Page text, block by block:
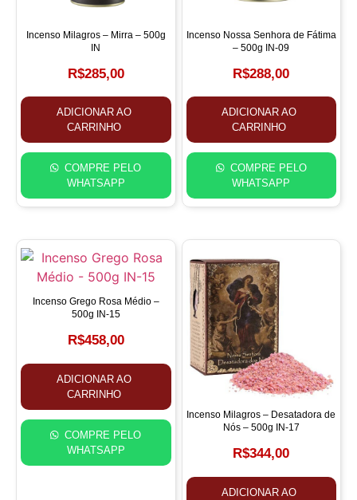
Incenso Milagros – Mirra – 500g
IN
R$285,00
ADICIONAR AO
CARRINHO
COMPRE PELO
WHATSAPP
Incenso Nossa Senhora de Fátima
– 500g IN-09
R$288,00
ADICIONAR AO
CARRINHO
COMPRE PELO
WHATSAPP
Incenso Grego Rosa Médio –
500g IN-15
R$458,00
ADICIONAR AO
CARRINHO
COMPRE PELO
WHATSAPP
Incenso Milagros – Desatadora de
Nós – 500g IN-17
R$344,00
ADICIONAR AO